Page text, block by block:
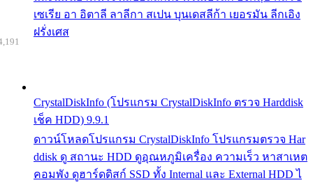
เซเรีย อา อิตาลี ลาลีกา สเปน บุนเดสลีก้า เยอรมัน ลีกเอิง
ฝรั่งเศส
CrystalDiskInfo (โปรแกรม CrystalDiskInfo ตรวจ Harddisk
เช็ค HDD) 9.9.1
ดาวน์โหลดโปรแกรม CrystalDiskInfo โปรแกรมตรวจ Har
ddisk ดู สถานะ HDD ดูอุณหภูมิเครื่อง ความเร็ว หาสาเหต
คอมพัง ดูฮาร์ดดิสก์ SSD ทั้ง Internal และ External HDD ไ